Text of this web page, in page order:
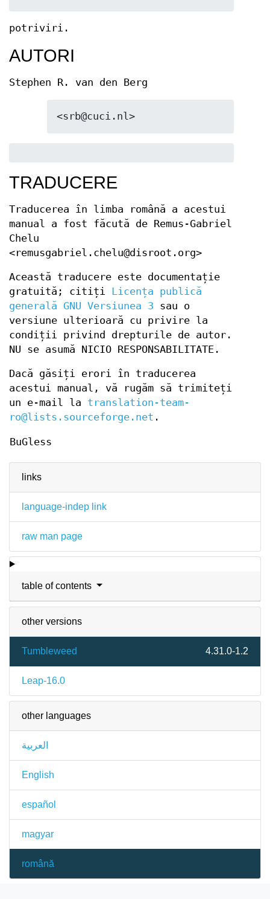
links
language-indep link
raw man page
table of contents
other versions
Tumbleweed 4.31.0-1.2
Leap-16.0
other languages
العربية
English
español
magyar
română
potriviri.
AUTORI
Stephen R. van den Berg
<srb@cuci.nl>
TRADUCERE
Traducerea în limba română a acestui
manual a fost făcută de Remus-Gabriel
Chelu
<remusgabriel.chelu@disroot.org>
Această traducere este documentație
gratuită; citiți Licența publică
generală GNU Versiunea 3 sau o
versiune ulterioară cu privire la
condiții privind drepturile de autor.
NU se asumă NICIO RESPONSABILITATE.
Dacă găsiți erori în traducerea
acestui manual, vă rugăm să trimiteți
un e-mail la translation-team-
ro@lists.sourceforge.net .
BuGless